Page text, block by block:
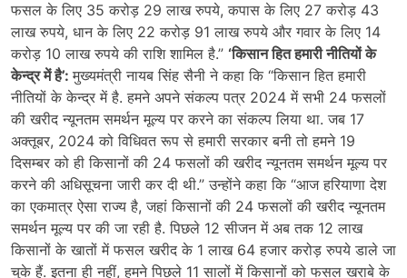
फसल के लिए 35 करोड़ 29 लाख रुपये, कपास के लिए 27 करोड़ 43
लाख रुपये, धान के लिए 22 करोड़ 91 लाख रुपये और गवार के लिए 14
करोड़ 10 लाख रुपये की राशि शामिल है.” ‘किसान हित हमारी नीतियों के
केन्द्र में है’:मुख्यमंत्री नायब सिंह सैनी ने कहा कि “किसान हित हमारी
नीतियों के केन्द्र में है. हमने अपने संकल्प पत्र 2024 में सभी 24 फसलों
की खरीद न्यूनतम समर्थन मूल्य पर करने का संकल्प लिया था. जब 17
अक्तूबर, 2024 को विधिवत रूप से हमारी सरकार बनी तो हमने 19
दिसम्बर को ही किसानों की 24 फसलों की खरीद न्यूनतम समर्थन मूल्य पर
करने की अधिसूचना जारी कर दी थी.” उन्होंने कहा कि “आज हरियाणा देश
का एकमात्र ऐसा राज्य है, जहां किसानों की 24 फसलों की खरीद न्यूनतम
समर्थन मूल्य पर की जा रही है. पिछले 12 सीजन में अब तक 12 लाख
किसानों के खातों में फसल खरीद के 1 लाख 64 हजार करोड़ रुपये डाले जा
चुके हैं. इतना ही नहीं, हमने पिछले 11 सालों में किसानों को फसल खराबे के